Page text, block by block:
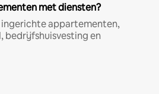
met diensten?
appartementen,
bedrijfshuisvesting en